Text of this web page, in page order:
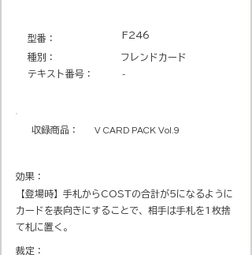
​型番​： F246
種別：
フレンドカード
テキスト番号​：
-
収録商品​： V CARD PACK Vol.9
効果：
【登場時】手札からCOSTの合計が5になるように
カードを表向きにすることで、相手は手札を1枚捨
て札に置く。
裁定：